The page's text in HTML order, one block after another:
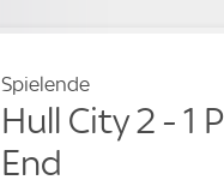
Spielende
Hull City 2 - 1
End